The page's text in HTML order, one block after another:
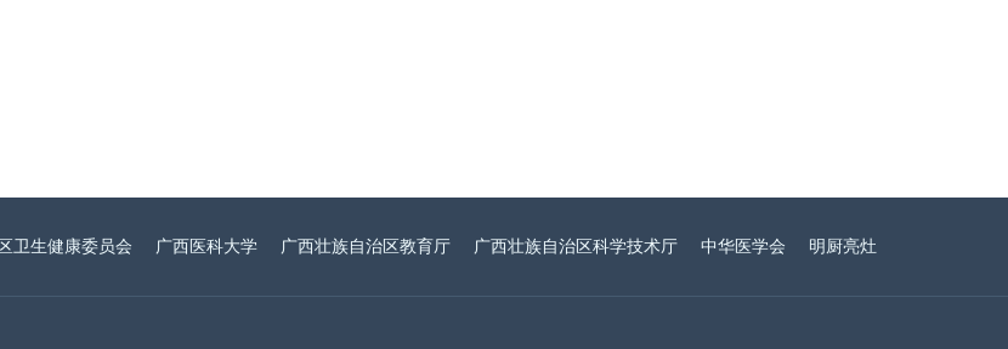
卫生健康委员会 广西医科大学 广西壮族自治区教育厅 广西壮族自治区科学技术厅 中华医学会 明厨亮灶